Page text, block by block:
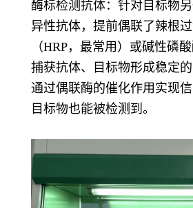
酶标检测抗体：针对目标物
异性抗体，提前偶联了辣根
（HRP，最常用）或碱性磷
捕获抗体、目标物形成稳定的
通过偶联酶的催化作用实现
目标物也能被检测到。